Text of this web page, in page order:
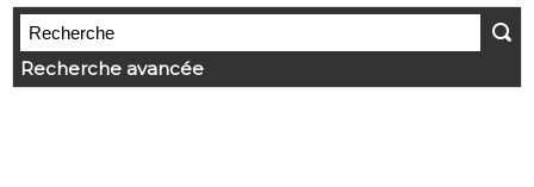
Recherche avancée